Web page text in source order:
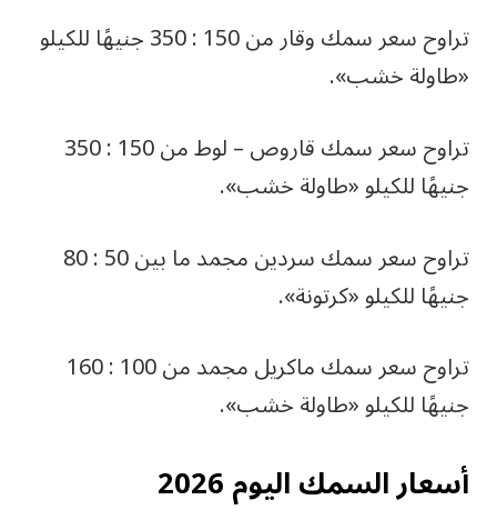
تراوح سعر سمك وقار من 150 : 350 جنيهًا للكيلو
«طاولة خشب».
تراوح سعر سمك قاروص – لوط من 150 : 350
جنيهًا للكيلو «طاولة خشب».
تراوح سعر سمك سردين مجمد ما بين 50 : 80
جنيهًا للكيلو «كرتونة».
تراوح سعر سمك ماكريل مجمد من 100 : 160
جنيهًا للكيلو «طاولة خشب».
أسعار السمك اليوم 2026